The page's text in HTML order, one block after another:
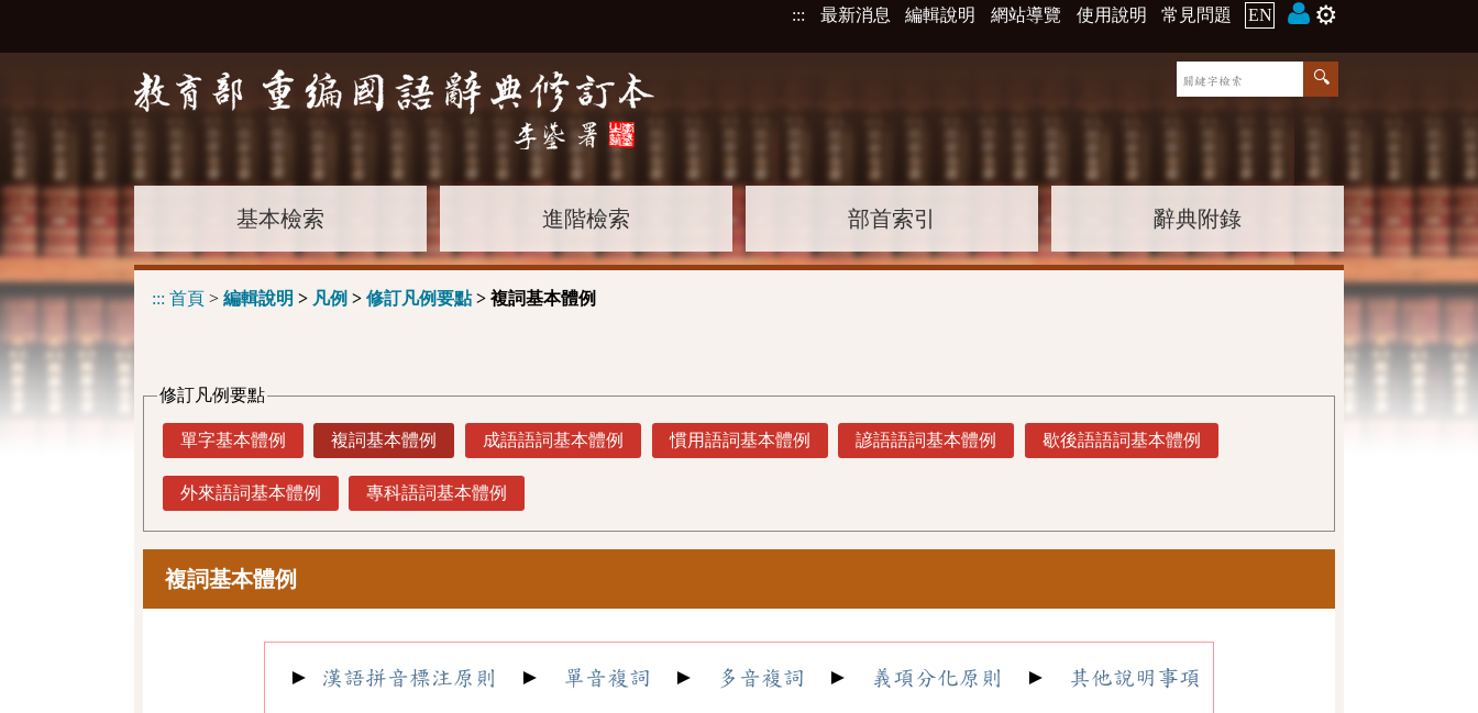
::: 最新消息 編輯說明 網站導覽 使用說明 常見問題 EN ⚙️
基本檢索 進階檢索 部首索引 辭典附錄
::: 首頁 > 編輯說明 > 凡例 > 修訂凡例要點> 複詞基本體例
修訂凡例要點
單字基本體例 複詞基本體例 成語語詞基本體例 慣用語詞基本體例 諺語語詞基本體例 歇後語語詞基本體例
外來語詞基本體例 專科語詞基本體例
複詞基本體例
► 漢語拼音標注原則 ► 單音複詞 ► 多音複詞 ► 義項分化原則 ► 其他說明事項